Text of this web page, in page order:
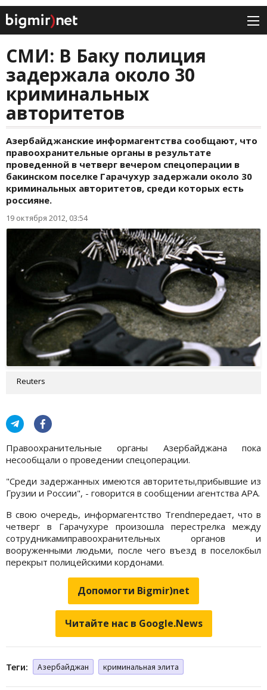
СМИ: В Баку полиция
задержала около 30
криминальных
авторитетов
Азербайджанские информагентства сообщают, что
правоохранительные органы в результате
проведенной в четверг вечером спецоперации в
бакинском поселке Гарачухур задержали около 30
криминальных авторитетов, среди которых есть
россияне.
19 октября 2012, 03:54
Reuters
Правоохранительные органы Азербайджана пока
несообщали о проведении спецоперации.
"Среди задержанных имеются авторитеты,прибывшие из
Грузии и России", - говорится в сообщении агентства АРА.
В свою очередь, информагентство Trendпередает, что в
четверг в Гарачухуре произошла перестрелка между
сотрудникамиправоохранительных органов и
вооруженными людьми, после чего въезд в поселокбыл
перекрыт полицейскими кордонами.
Допомогти Bigmir)net
Читайте нас в Google.News
Теги: Азербайджан криминальная элита